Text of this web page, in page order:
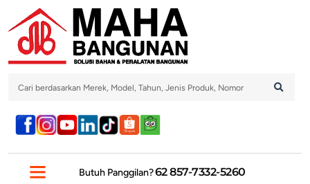
Butuh Panggilan?62 857-7332-5260